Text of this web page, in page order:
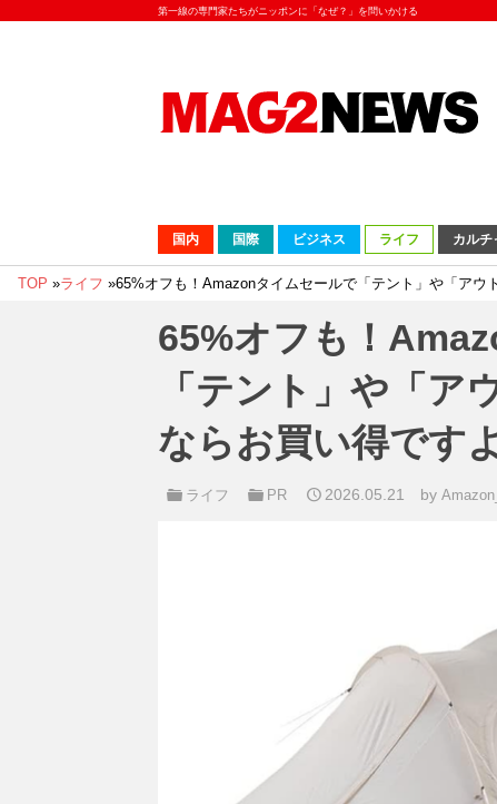
第一線の専門家たちがニッポンに「なぜ？」を問いかける
国内 国際 ビジネス ライフ カルチ
TOP »ライフ »65%オフも！Amazonタイムセールで「テント」や「アウ
65%オフも！
「テント」や「ア
ならお買い得ですよ
ライフ PR 2026.05.21 by